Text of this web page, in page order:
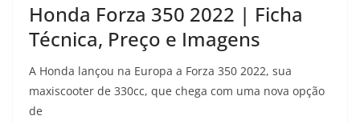
Honda Forza 350 2022 | Ficha
Técnica, Preço e Imagens
A Honda lançou na Europa a Forza 350 2022, sua
maxiscooter de 330cc, que chega com uma nova opção
de